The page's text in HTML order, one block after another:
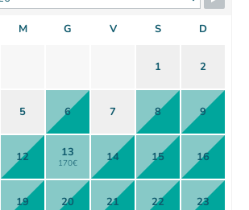
M G V S D
1 2
5 6 7 8 9
12 13
170€ 14 15 16
19 20 21 22 23